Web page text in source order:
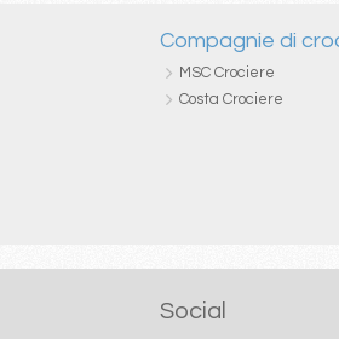
Compagnie di
MSC Crociere
Costa Crociere
Social